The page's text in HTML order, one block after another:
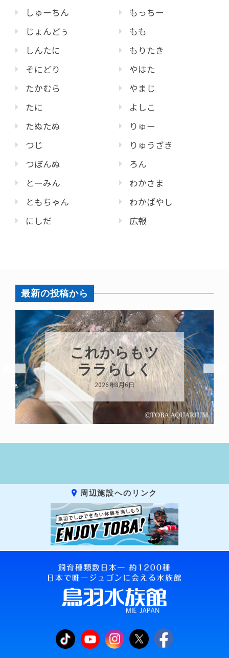
しゅーちん
じょんどぅ
しんたに
そにどり
たかむら
たに
たぬたぬ
つじ
つぼんぬ
とーみん
ともちゃん
にしだ
もっちー
もも
もりたき
やはた
やまじ
よしこ
りゅー
りゅうざき
ろん
わかさま
わかばやし
広報
最新の投稿から
これからもツ
ララらしく
2026年8月6日
周辺施設へのリンク